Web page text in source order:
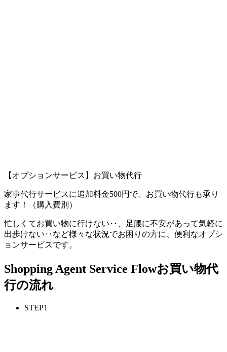
【オプションサービス】お買い物代行
家事代行サービスに追加料金500円で、お買い物代行も承り
ます！（購入費別）
忙しくてお買い物に行けない‥、足腰に不安があって気軽に
出歩けない‥など様々な状況でお困りの方に、便利なオプシ
ョンサービスです。
Shopping Agent Service Flowお買い物代
行の流れ
STEP1